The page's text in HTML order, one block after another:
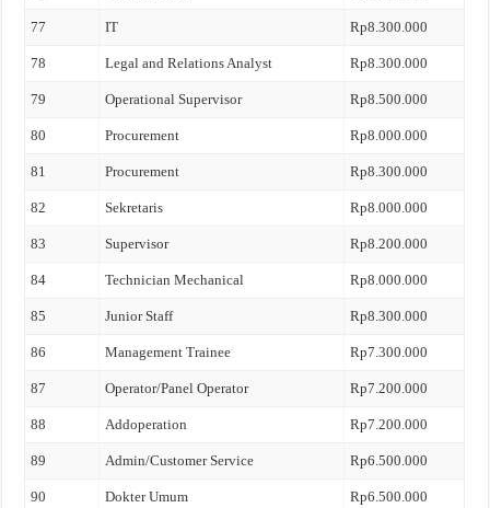
77 IT Rp8.300.000
78 Legal and Relations Analyst Rp8.300.000
79 Operational Supervisor Rp8.500.000
80 Procurement Rp8.000.000
81 Procurement Rp8.300.000
82 Sekretaris Rp8.000.000
83 Supervisor Rp8.200.000
84 Technician Mechanical Rp8.000.000
85 Junior Staff Rp8.300.000
86 Management Trainee Rp7.300.000
87 Operator/Panel Operator Rp7.200.000
88 Addoperation Rp7.200.000
89 Admin/Customer Service Rp6.500.000
90 Dokter Umum Rp6.500.000